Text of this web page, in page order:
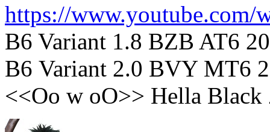
https://www.youtube.com/
B6 Variant 1.8 BZB AT6
В6 Variant 2.0 BVY MT6
<<Oo w oO>> Hella Black